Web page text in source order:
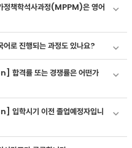
정책학석사과정(MPPM)은 영어
어로 진행되는 과정도 있나요?
합격률 또는 경쟁률은 어떤가
입학시기 이전 졸업예정자입니